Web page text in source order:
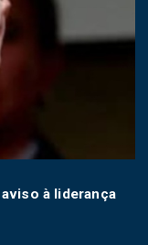
à liderança